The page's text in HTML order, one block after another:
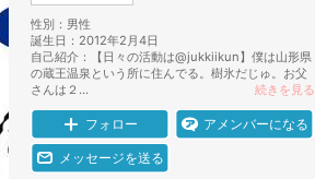
性別： 男性
誕生日： 2012年2月4日
自己紹介：【日々の活動は@jukkiikun】僕は山形県
の蔵王温泉という所に住んでる。樹氷だじゅ。お父
さんは２...
続きを見る
フォロー アメンバーになる
メッセージを送る